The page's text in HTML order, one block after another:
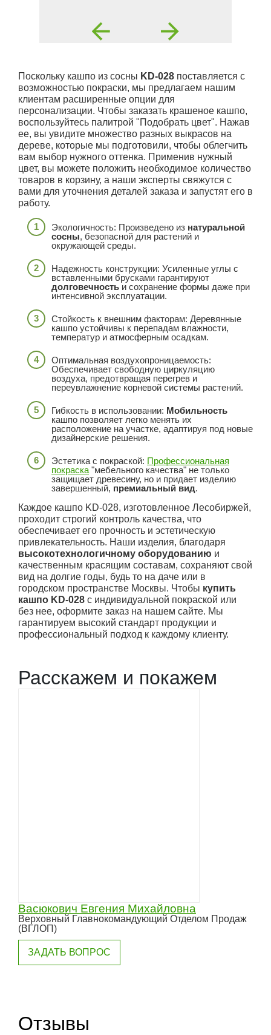
Поскольку кашпо из сосны KD-028 поставляется с
возможностью покраски, мы предлагаем нашим
клиентам расширенные опции для
персонализации. Чтобы заказать крашеное кашпо,
воспользуйтесь палитрой "Подобрать цвет". Нажав
ее, вы увидите множество разных выкрасов на
дереве, которые мы подготовили, чтобы облегчить
вам выбор нужного оттенка. Применив нужный
цвет, вы можете положить необходимое количество
товаров в корзину, а наши эксперты свяжутся с
вами для уточнения деталей заказа и запустят его в
работу.
Экологичность: Произведено из натуральной
сосны, безопасной для растений и
окружающей среды.
Надежность конструкции: Усиленные углы с
вставленными брусками гарантируют
долговечность и сохранение формы даже при
интенсивной эксплуатации.
Стойкость к внешним факторам: Деревянные
кашпо устойчивы к перепадам влажности,
температур и атмосферным осадкам.
Оптимальная воздухопроницаемость:
Обеспечивает свободную циркуляцию
воздуха, предотвращая перегрев и
переувлажнение корневой системы растений.
Гибкость в использовании: Мобильность
кашпо позволяет легко менять их
расположение на участке, адаптируя под новые
дизайнерские решения.
Эстетика с покраской: Профессиональная
покраска "мебельного качества" не только
защищает древесину, но и придает изделию
завершенный, премиальный вид.
Каждое кашпо KD-028, изготовленное Лесобиржей,
проходит строгий контроль качества, что
обеспечивает его прочность и эстетическую
привлекательность. Наши изделия, благодаря
высокотехнологичному оборудованию и
качественным красящим составам, сохраняют свой
вид на долгие годы, будь то на даче или в
городском пространстве Москвы. Чтобы купить
кашпо KD-028 с индивидуальной покраской или
без нее, оформите заказ на нашем сайте. Мы
гарантируем высокий стандарт продукции и
профессиональный подход к каждому клиенту.
Расскажем и покажем
Васюкович Евгения Михайловна
Верховный Главнокомандующий Отделом Продаж
(ВГЛОП)
ЗАДАТЬ ВОПРОС
Отзывы